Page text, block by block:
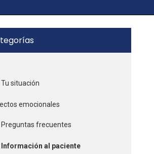
Tu situación
emocionales
Preguntas frecuentes
Información al paciente